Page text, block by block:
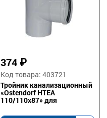
374 ₽
Код товара: 403721
Тройник канализационный
«Ostendorf HTEA
110/110х87» для